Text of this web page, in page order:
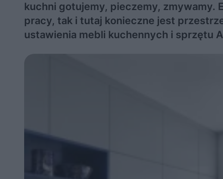
kuchni gotujemy, pieczemy, zmywamy.
pracy, tak i tutaj konieczne jest
ustawienia mebli kuchennych i sprzętu